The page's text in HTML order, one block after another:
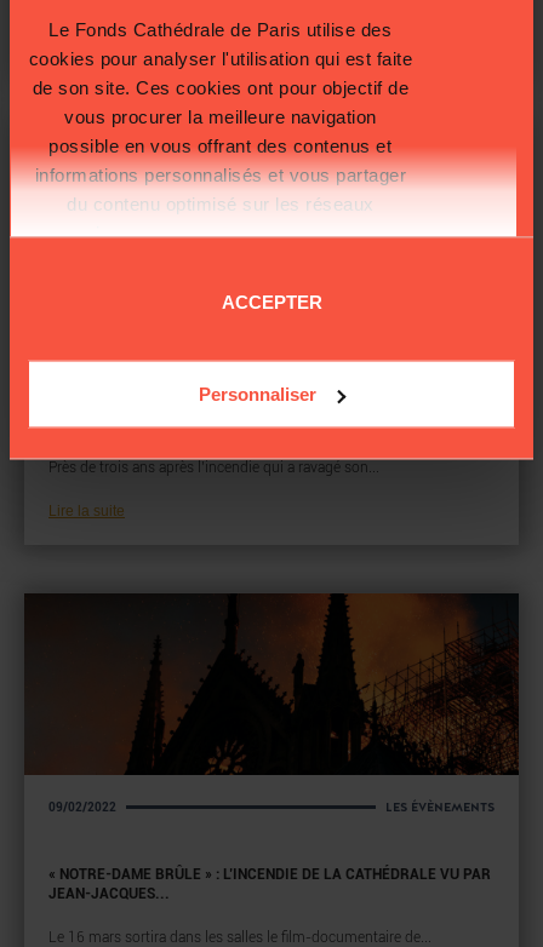
Le Fonds Cathédrale de Paris utilise des
cookies pour analyser l'utilisation qui est faite
de son site. Ces cookies ont pour objectif de
vous procurer la meilleure navigation
possible en vous offrant des contenus et
informations personnalisés et vous partager
du contenu optimisé sur les réseaux
sociaux.Plus d'informations sur la
ACCEPTER
Personnaliser
Lire la suite
« ÉTERNELLE NOTRE-DAME » : DÉCOUVREZ L’HISTOIRE DE LA
CATHÉDRALE EN RÉALITÉ VIRTUELLE
Près de trois ans après l’incendie qui a ravagé son...
Lire la suite
09/02/2022 LES ÉVÈNEMENTS
« NOTRE-DAME BRÛLE » : L’INCENDIE DE LA CATHÉDRALE VU PAR
JEAN-JACQUES...
Le 16 mars sortira dans les salles le film-documentaire de...